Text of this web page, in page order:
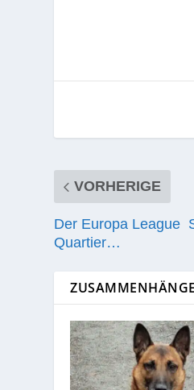
VORHERIGE
Der Europa League
Quartier…